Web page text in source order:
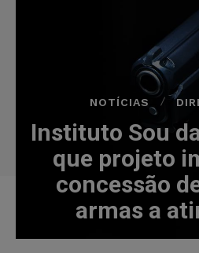
NOTÍCIAS
Instituto Sou
que projeto
concessão
armas a